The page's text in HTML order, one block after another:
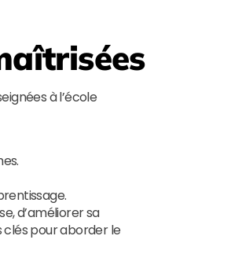
à l’école
d’améliorer sa
clés pour aborder le